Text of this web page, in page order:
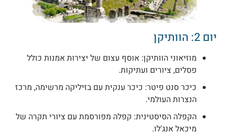
2: הוותיקן
מוזיאוני הוותיקן: אוסף עצום של יצירות אמנות כולל
פסלים, ציורים ועתיקות.
כיכר סנט פיטר: כיכר ענקית עם בזיליקה מרשימה, מרכז
הנצרות העולמי.
הקפלה הסיסטינית: קפלה מפורסמת עם ציורי תקרה של
מיכאל אנג'לו.